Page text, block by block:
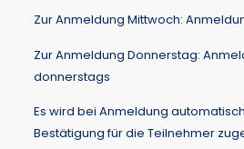
Zur Anmeldung Mittwoch:
Zur Anmeldung Donnerstag:
donnerstags
Es wird bei Anmeldung
Bestätigung für die Teilnehmer